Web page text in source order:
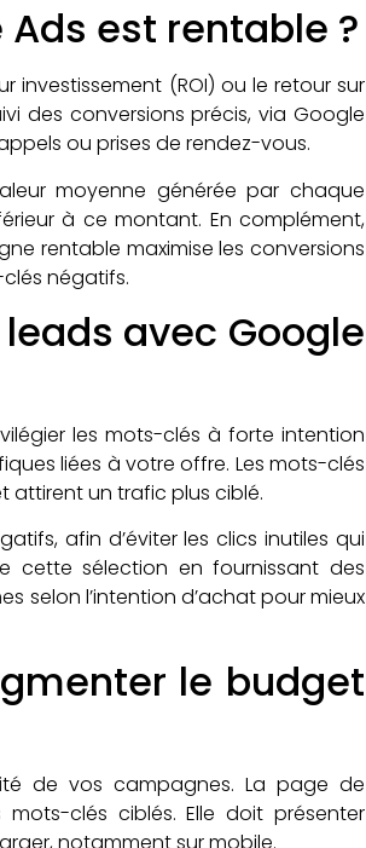
est rentable ?
investissement (ROI) ou le retour sur
des conversions précis, via Google
ou prises de rendez-vous.
moyenne générée par chaque
à ce montant. En complément,
rentable maximise les conversions
négatifs.
avec Google
les mots-clés à forte intention
liées à votre offre. Les mots-clés
attirent un trafic plus ciblé.
afin d’éviter les clics inutiles qui
cette sélection en fournissant des
selon l’intention d’achat pour mieux
le budget
de vos campagnes. La page de
clés ciblés. Elle doit présenter
notamment sur mobile.